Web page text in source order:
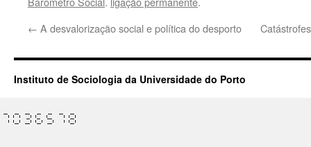
← A desvalorização social e política do desporto
Instituto de Sociologia da Universidade do Porto